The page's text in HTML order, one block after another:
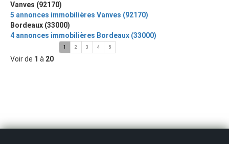
Vanves (92170)
5 annonces immobilières Vanves (92170)
Bordeaux (33000)
4 annonces immobilières Bordeaux (33000)
Voir de 1 à 20
1 2 3 4 5